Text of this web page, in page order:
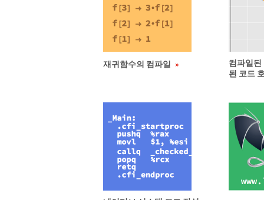
재귀함수의 컴파일
컴파일
된 코드